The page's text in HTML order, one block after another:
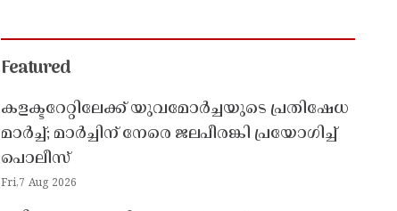
Featured
കളക്ടറേറ്റിലേക്ക് യുവമോർച്ചയുടെ പ്രതിഷേധ
മാർച്ച്; മാർച്ചിന് നേരെ ജലപീരങ്കി പ്രയോഗിച്ച്
പൊലീസ്
Fri,7 Aug 2026